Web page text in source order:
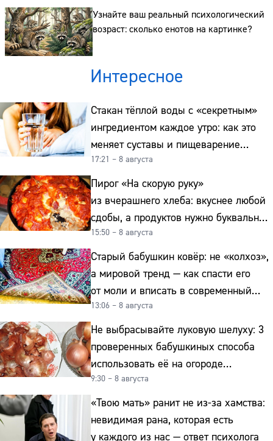
Узнайте ваш реальный психологический
возраст: сколько енотов на картинке?
Интересное
Стакан тёплой воды с «секретным»
ингредиентом каждое утро: как это
меняет суставы и пищеварение
после 50
17:21 – 8 августа
Пирог «На скорую руку»
из вчерашнего хлеба: вкуснее любой
сдобы, а продуктов нужно буквально
копейки
15:50 – 8 августа
Старый бабушкин ковёр: не «колхоз»,
а мировой тренд — как спасти его
от моли и вписать в современный
интерьер
13:06 – 8 августа
Не выбрасывайте луковую шелуху: 3
проверенных бабушкиных способа
использовать её на огороде
и для здоровья этой зимой
9:30 – 8 августа
«Твою мать» ранит не из-за хамства:
невидимая рана, которая есть
у каждого из нас — ответ психолога